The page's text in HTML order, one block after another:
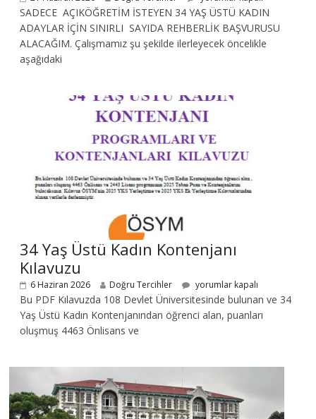
SADECE AÇIKÖĞRETİM İSTEYEN 34 YAŞ ÜSTÜ KADIN
ADAYLAR İÇİN SINIRLI SAYIDA REHBERLİK BAŞVURUSU
ALACAĞIM. Çalışmamız şu şekilde ilerleyecek öncelikle
aşağıdaki
34 Yaş Üstü Kadın Kontenjanı
Kılavuzu
6 Haziran 2026 Doğru Tercihler yorumlar kapalı
Bu PDF Kılavuzda 108 Devlet Üniversitesinde bulunan ve 34
Yaş Üstü Kadın Kontenjanından öğrenci alan, puanları
oluşmuş 4463 Önlisans ve